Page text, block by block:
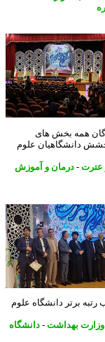
همه بخش های
دانشگاهیان علوم
- درمان و آموزش
برتر دانشگاه علوم
بهداشت -دانشگاه